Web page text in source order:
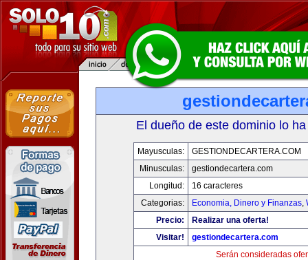
El dueño de este dominio lo
Mayusculas:
GESTIONDECARTERA.COM
Minusculas:
gestiondecartera.com
Longitud:
16 caracteres
Categorias:
Economia, Dinero y Finanzas,
Precio:
Realizar una oferta!
Visitar!
gestiondecartera.com
Serán consideradas